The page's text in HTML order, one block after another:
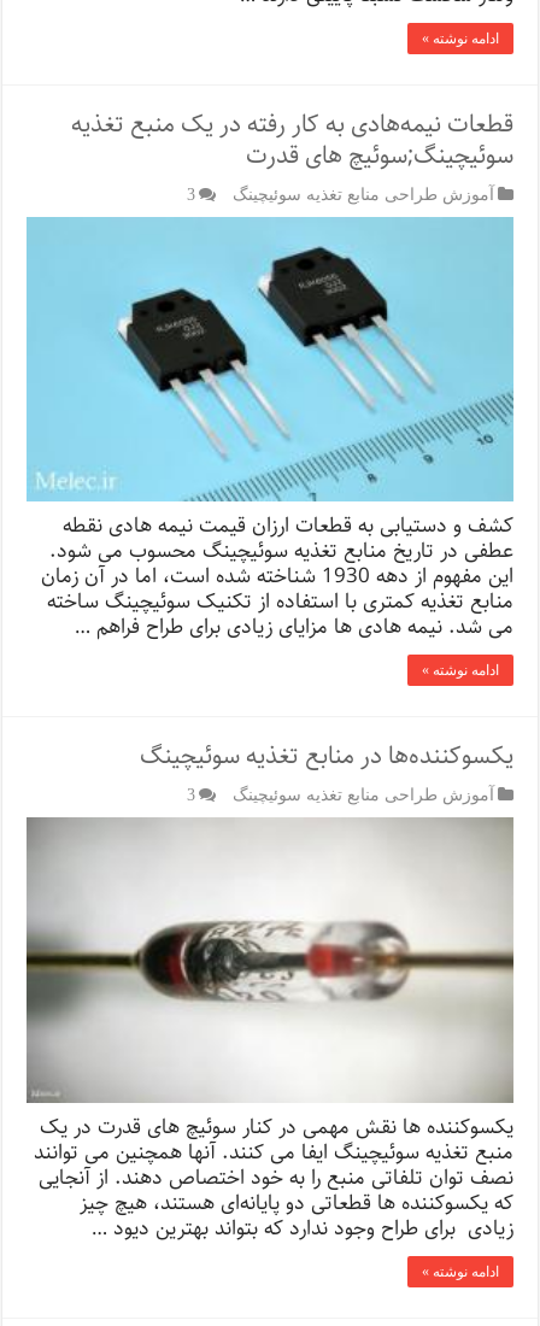
ادامه نوشته »
قطعات نیمه‌هادی به کار رفته در یک منبع تغذیه
سوئیچینگ;سوئیچ های قدرت
آموزش طراحی منابع تغذیه سوئیچینگ 3
کشف و دستیابی به قطعات ارزان قیمت نیمه هادی نقطه
عطفی در تاریخ منابع تغذیه سوئیچینگ محسوب می شود.
این مفهوم از دهه 1930 شناخته شده است، اما در آن زمان
منابع تغذیه کمتری با استفاده از تکنیک سوئیچینگ ساخته
می شد. نیمه هادی ها مزایای زیادی برای طراح فراهم …
ادامه نوشته »
یکسوکننده‌ها در منابع تغذیه سوئیچینگ
آموزش طراحی منابع تغذیه سوئیچینگ 3
یکسوکننده ها نقش مهمی در کنار سوئیچ های قدرت در یک
منبع تغذیه سوئیچینگ ایفا می کنند. آنها همچنین می توانند
نصف توان تلفاتی منبع را به خود اختصاص دهند. از آنجایی
که یکسوکننده ها قطعاتی دو پایانه‌ای هستند، هیچ چیز
زیادی برای طراح وجود ندارد که بتواند بهترین دیود …
ادامه نوشته »